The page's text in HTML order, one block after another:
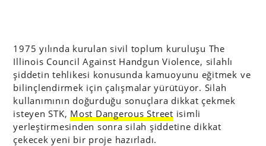
1975 yılında kurulan sivil toplum kuruluşu The
Illinois Council Against Handgun Violence, silahlı
şiddetin tehlikesi konusunda kamuoyunu eğitmek ve
bilinçlendirmek için çalışmalar yürütüyor. Silah
kullanımının doğurduğu sonuçlara dikkat çekmek
isteyen STK, Most Dangerous Street isimli
yerleştirmesinden sonra silah şiddetine dikkat
çekecek yeni bir proje hazırladı.